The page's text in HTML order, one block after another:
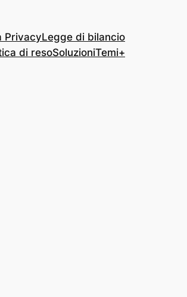
PrivacyLegge di bilancio
di resoSoluzioniTemi+